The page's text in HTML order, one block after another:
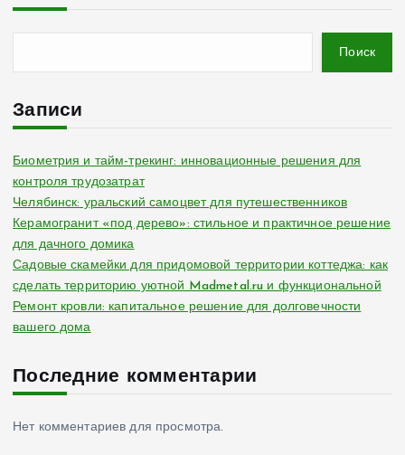
г
н
а
ц
и
з
а
Поиск
Записи
Биометрия и тайм-трекинг: инновационные решения для
контроля трудозатрат
Челябинск: уральский самоцвет для путешественников
Керамогранит «под дерево»: стильное и практичное решение
для дачного домика
Садовые скамейки для придомовой территории коттеджа: как
сделать территорию уютной Madmetal.ru и функциональной
Ремонт кровли: капитальное решение для долговечности
вашего дома
Последние комментарии
Нет комментариев для просмотра.